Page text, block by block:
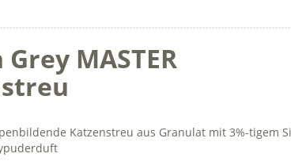
MASTER
Katzenstreu aus Granulat mit 3%-tigem